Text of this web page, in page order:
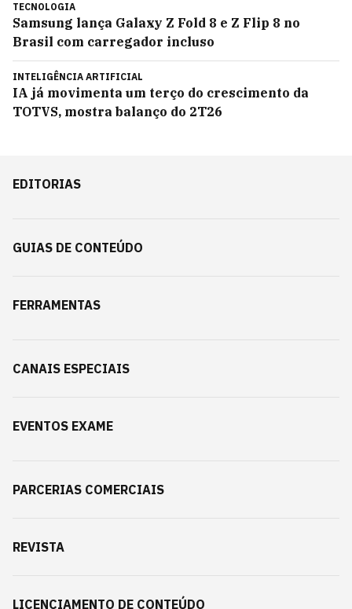
TECNOLOGIA
Samsung lança Galaxy Z Fold 8 e Z Flip 8 no
Brasil com carregador incluso
INTELIGÊNCIA ARTIFICIAL
IA já movimenta um terço do crescimento da
TOTVS, mostra balanço do 2T26
EDITORIAS
GUIAS DE CONTEÚDO
FERRAMENTAS
CANAIS ESPECIAIS
EVENTOS EXAME
PARCERIAS COMERCIAIS
REVISTA
LICENCIAMENTO DE CONTEÚDO